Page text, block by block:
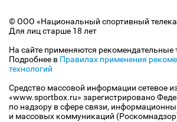
© ООО «Национальный спортивный
Для лиц старше 18 лет
На сайте применяются рекомендательные
Подробнее в Правилах применения
технологий
Средство массовой информации сетевое
«www.sportbox.ru» зарегистрировано
по надзору в сфере связи,
и массовых коммуникаций